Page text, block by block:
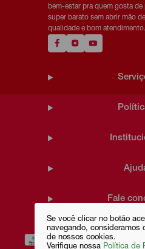
Se você clicar no botão
navegando, consideramos
de nossos cookies.
Verifique nossa Política de
bem-estar pra quem gosta de
super barato sem abrir mão de
qualidade e bom atendimento.
Fale